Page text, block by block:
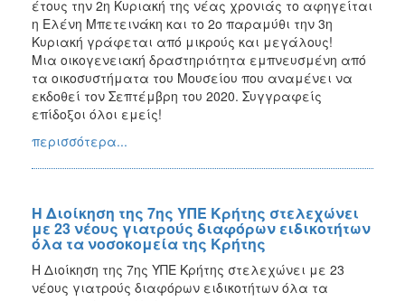
2018
2017
2016
2015
2012
2011
ΔΗΜΟΣ
ΠΟΛΙΤΙΣΜΟΣ
έτους την 2η Κυριακή της νέας χρονιάς το αφηγείται
η Ελένη Μπετεινάκη και το 2ο παραμύθι την 3η
Κυριακή γράφεται από μικρούς και μεγάλους!
Μια οικογενειακή δραστηριότητα εμπνευσμένη από
τα οικοσυστήματα του Μουσείου που αναμένει να
εκδοθεί τον Σεπτέμβρη του 2020. Συγγραφείς
επίδοξοι όλοι εμείς!
περισσότερα...
Η Διοίκηση της 7ης ΥΠΕ Κρήτης στελεχώνει
με 23 νέους γιατρούς διαφόρων ειδικοτήτων
όλα τα νοσοκομεία της Κρήτης
Η Διοίκηση της 7ης ΥΠΕ Κρήτης στελεχώνει με 23
νέους γιατρούς διαφόρων ειδικοτήτων όλα τα